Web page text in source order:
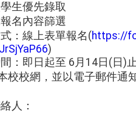
生優先錄取
名內容篩選
：線上表單報名(https://
)
：即日起至 6月14日(日)
校校網，並以電子郵件通
人：